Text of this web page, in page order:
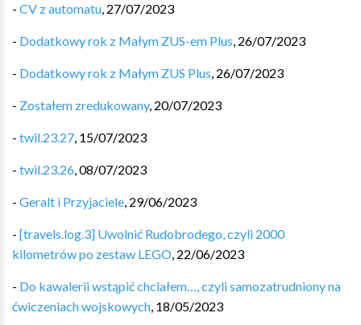
- CV z automatu, 27/07/2023
- Dodatkowy rok z Małym ZUS-em Plus, 26/07/2023
- Dodatkowy rok z Małym ZUS Plus, 26/07/2023
- Zostałem zredukowany, 20/07/2023
- twil.23.27, 15/07/2023
- twil.23.26,08/07/2023
- Geralt i Przyjaciele, 29/06/2023
- [travels.log.3] Uwolnić Rudobrodego, czyli 2000
kilometrów po zestaw LEGO, 22/06/2023
- Do kawalerii wstąpić chciałem…, czyli samozatrudniony na
ćwiczeniach wojskowych, 18/05/2023